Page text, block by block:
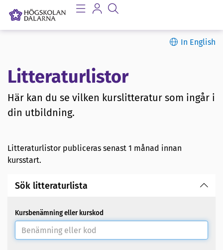
In English
Litteraturlistor
Här kan du se vilken kurslitteratur som ingår i
din utbildning.
Litteraturlistor publiceras senast 1 månad innan
kursstart.
Sök litteraturlista
Kursbenämning eller kurskod